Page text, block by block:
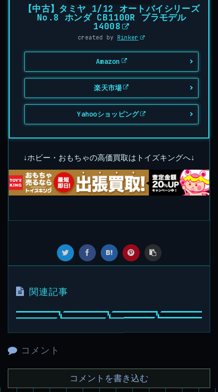
【中古】タミヤ 1/12 オートバイシリーズ
No.8 ホンダ CB1100R プラモデル
14008
created by Rinker
Amazon
楽天市場
Yahooショッピング
↓ホビー・おもちゃの高価買取はトイズキングへ↓
関連記事
コメント
コメントを書き込む